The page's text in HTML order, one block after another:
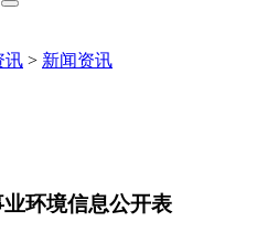
讯 > 新闻资讯
环境信息公开表